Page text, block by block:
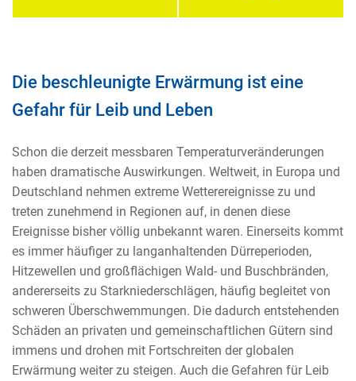
Die beschleunigte Erwärmung ist eine
Gefahr für Leib und Leben
Schon die derzeit messbaren Temperaturveränderungen
haben dramatische Auswirkungen. Weltweit, in Europa und
Deutschland nehmen extreme Wetterereignisse zu und
treten zunehmend in Regionen auf, in denen diese
Ereignisse bisher völlig unbekannt waren. Einerseits kommt
es immer häufiger zu langanhaltenden Dürreperioden,
Hitzewellen und großflächigen Wald- und Buschbränden,
andererseits zu Starkniederschlägen, häufig begleitet von
schweren Überschwemmungen. Die dadurch entstehenden
Schäden an privaten und gemeinschaftlichen Gütern sind
immens und drohen mit Fortschreiten der globalen
Erwärmung weiter zu steigen. Auch die Gefahren für Leib